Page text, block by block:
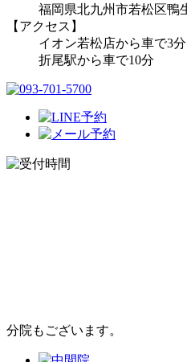
福岡県北九州市若松区鴨
【アクセス】
イオン若松店から車で3分
折尾駅から車で10分
分院もございます。